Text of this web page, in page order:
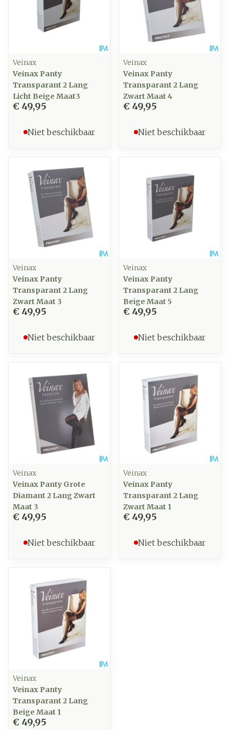
Veinax
Veinax Panty
Transparant 2 Lang
Licht Beige Maat3
€ 49,95
Niet beschikbaar
Veinax
Veinax Panty
Transparant 2 Lang
Zwart Maat 4
€ 49,95
Niet beschikbaar
Veinax
Veinax Panty
Transparant 2 Lang
Zwart Maat 3
€ 49,95
Niet beschikbaar
Veinax
Veinax Panty
Transparant 2 Lang
Beige Maat 5
€ 49,95
Niet beschikbaar
Veinax
Veinax Panty Grote
Diamant 2 Lang Zwart
Maat 3
€ 49,95
Niet beschikbaar
Veinax
Veinax Panty
Transparant 2 Lang
Zwart Maat 1
€ 49,95
Niet beschikbaar
Veinax
Veinax Panty
Transparant 2 Lang
Beige Maat 1
€ 49,95